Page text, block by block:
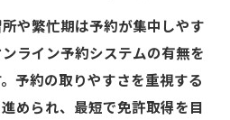
や繁忙期は予約が集中しやす
ライン予約システムの有無を
予約の取りやすさを重視する
められ、最短で免許取得を目